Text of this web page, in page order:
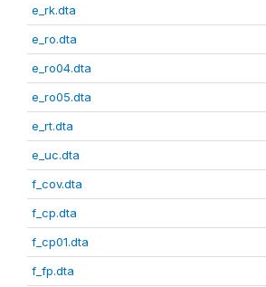
e_rk.dta
e_ro.dta
e_ro04.dta
e_ro05.dta
e_rt.dta
e_uc.dta
f_cov.dta
f_cp.dta
f_cp01.dta
f_fp.dta